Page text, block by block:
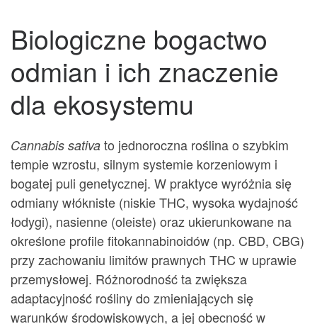
Biologiczne bogactwo
odmian i ich znaczenie
dla ekosystemu
Cannabis sativa to jednoroczna roślina o szybkim
tempie wzrostu, silnym systemie korzeniowym i
bogatej puli genetycznej. W praktyce wyróżnia się
odmiany włókniste (niskie THC, wysoka wydajność
łodygi), nasienne (oleiste) oraz ukierunkowane na
określone profile fitokannabinoidów (np. CBD, CBG)
przy zachowaniu limitów prawnych THC w uprawie
przemysłowej. Różnorodność ta zwiększa
adaptacyjność rośliny do zmieniających się
warunków środowiskowych, a jej obecność w